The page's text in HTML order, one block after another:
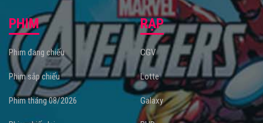
PHIM
Phim đang chiếu
Phim sắp chiếu
Phim tháng 08/2026
RẠP
CGV
Lotte
Galaxy